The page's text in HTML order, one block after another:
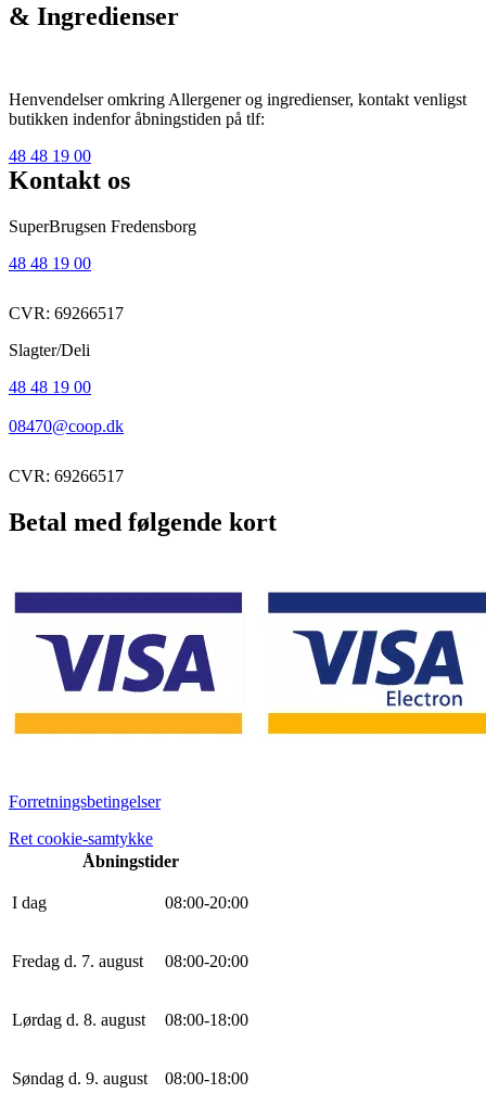
& Ingredienser
Henvendelser omkring Allergener og ingredienser, kontakt venligst
butikken indenfor åbningstiden på tlf:
48 48 19 00
Kontakt os
SuperBrugsen Fredensborg
48 48 19 00
CVR: 69266517
Slagter/Deli
48 48 19 00
08470@coop.dk
CVR: 69266517
Betal med følgende kort
Forretningsbetingelser
Ret cookie-samtykke
Åbningstider
I dag 08:00-20:00
Fredag d. 7. august 08:00-20:00
Lørdag d. 8. august 08:00-18:00
Søndag d. 9. august 08:00-18:00